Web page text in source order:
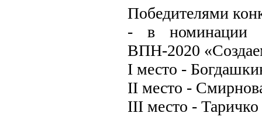
Победителями
- в номинации
ВПН-2020
I место -
II место -
III место -